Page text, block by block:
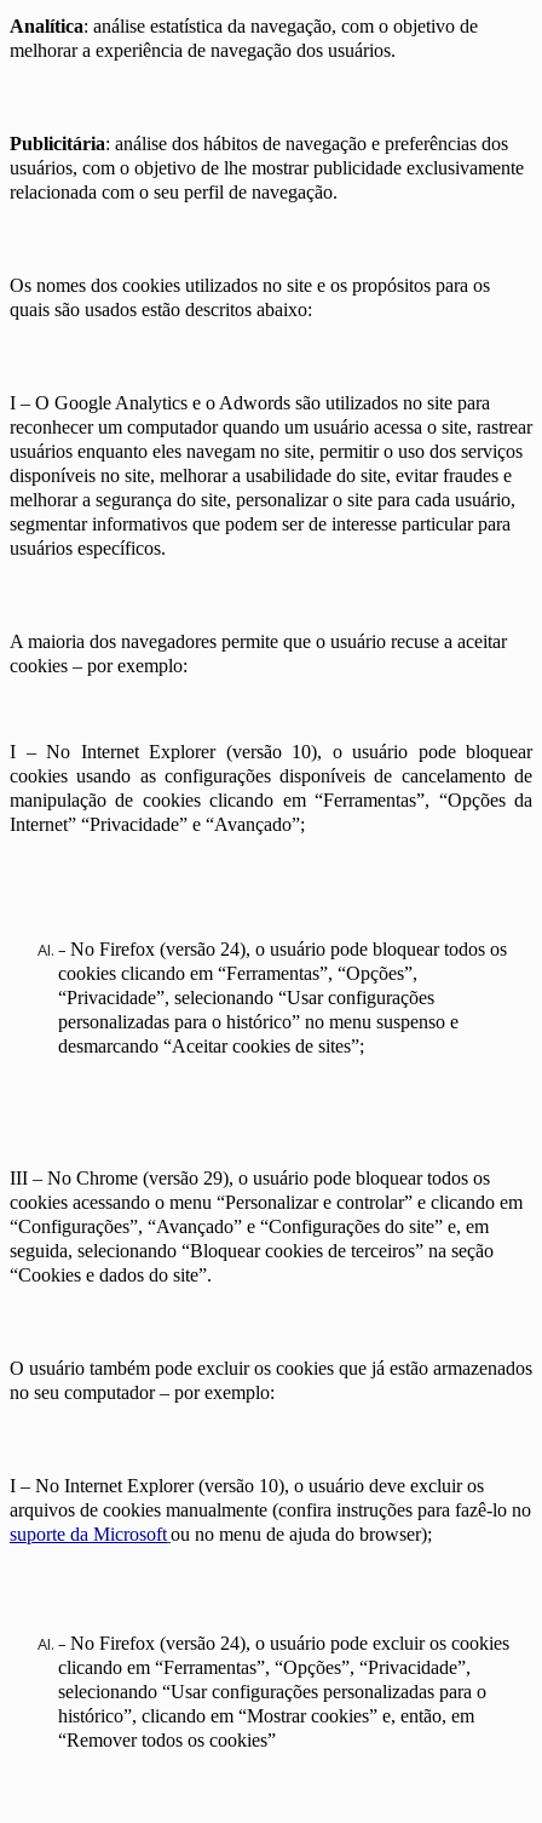
Analítica: análise estatística da navegação, com o objetivo de
melhorar a experiência de navegação dos usuários.
Publicitária: análise dos hábitos de navegação e preferências dos
usuários, com o objetivo de lhe mostrar publicidade exclusivamente
relacionada com o seu perfil de navegação.
Os nomes dos cookies utilizados no site e os propósitos para os
quais são usados estão descritos abaixo:
I – O Google Analytics e o Adwords são utilizados no site para
reconhecer um computador quando um usuário acessa o site, rastrear
usuários enquanto eles navegam no site, permitir o uso dos serviços
disponíveis no site, melhorar a usabilidade do site, evitar fraudes e
melhorar a segurança do site, personalizar o site para cada usuário,
segmentar informativos que podem ser de interesse particular para
usuários específicos.
A maioria dos navegadores permite que o usuário recuse a aceitar
cookies – por exemplo:
I – No Internet Explorer (versão 10), o usuário pode bloquear
cookies usando as configurações disponíveis de cancelamento de
manipulação de cookies clicando em “Ferramentas”, “Opções da
Internet” “Privacidade” e “Avançado”;
– No Firefox (versão 24), o usuário pode bloquear todos os
cookies clicando em “Ferramentas”, “Opções”,
“Privacidade”, selecionando “Usar configurações
personalizadas para o histórico” no menu suspenso e
desmarcando “Aceitar cookies de sites”;
III – No Chrome (versão 29), o usuário pode bloquear todos os
cookies acessando o menu “Personalizar e controlar” e clicando em
“Configurações”, “Avançado” e “Configurações do site” e, em
seguida, selecionando “Bloquear cookies de terceiros” na seção
“Cookies e dados do site”.
O usuário também pode excluir os cookies que já estão armazenados
no seu computador – por exemplo:
I – No Internet Explorer (versão 10), o usuário deve excluir os
arquivos de cookies manualmente (confira instruções para fazê-lo no
suporte da Microsoftou no menu de ajuda do browser);
– No Firefox (versão 24), o usuário pode excluir os cookies
clicando em “Ferramentas”, “Opções”, “Privacidade”,
selecionando “Usar configurações personalizadas para o
histórico”, clicando em “Mostrar cookies” e, então, em
“Remover todos os cookies”